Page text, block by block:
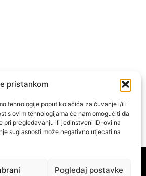
pristankom
tehnologije poput kolačića za čuvanje i/ili
s ovim tehnologijama će nam omogućiti da
pri pregledavanju ili jedinstveni ID-ovi na
suglasnosti može negativno utjecati na
Pogledaj postavke
SPORTOVI IMPRESSUM